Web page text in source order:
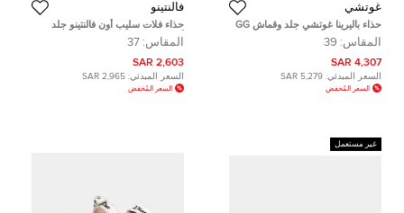
غوتشي
حذاء باليرينا غوتشي جلد وقماش GG
بني / بيج بتفصيل هورسبيت مقاس 39
المقاس: 39
4,307 SAR
السعر المبدئي: 5,279 SAR
السعر المُخفض
فالنتينو
حذاء فلات سليب أون فالنتينو جلد
أبيض غير لامع مقاس 39
المقاس: 37
2,603 SAR
السعر المبدئي: 2,965 SAR
السعر المُخفض
غير مستعمل